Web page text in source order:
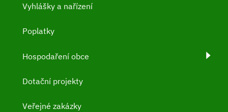
Vyhlášky a nařízení
Poplatky
Hospodaření obce
Dotační projekty
Veřejné zakázky